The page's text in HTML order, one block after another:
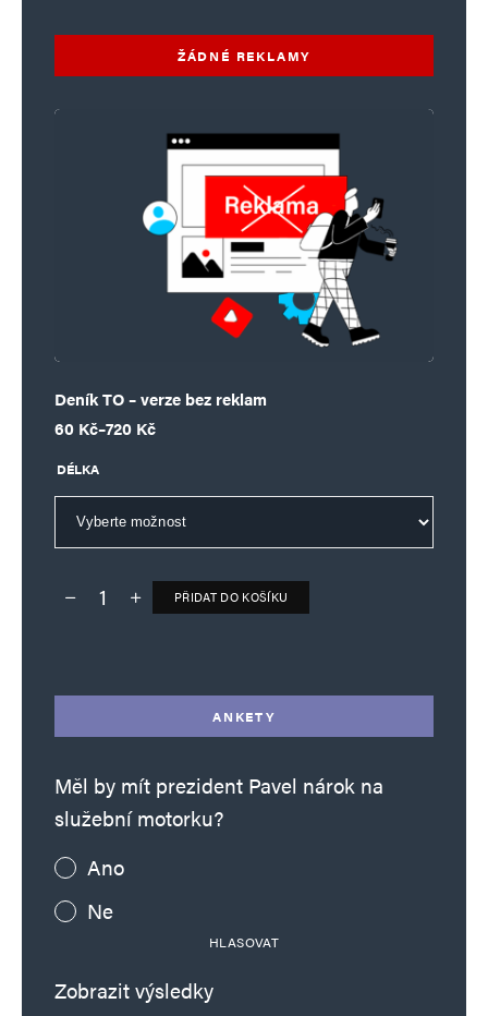
ŽÁDNÉ REKLAMY
Deník TO – verze bez reklam
60 Kč–720 Kč
Rozpětí cen: 60 Kč až 720 Kč
DÉLKA
Deník TO – verze bez reklam množství
PŘIDAT DO KOŠÍKU
ANKETY
Měl by mít prezident Pavel nárok na
služební motorku?
Ano
Ne
HLASOVAT
Zobrazit výsledky